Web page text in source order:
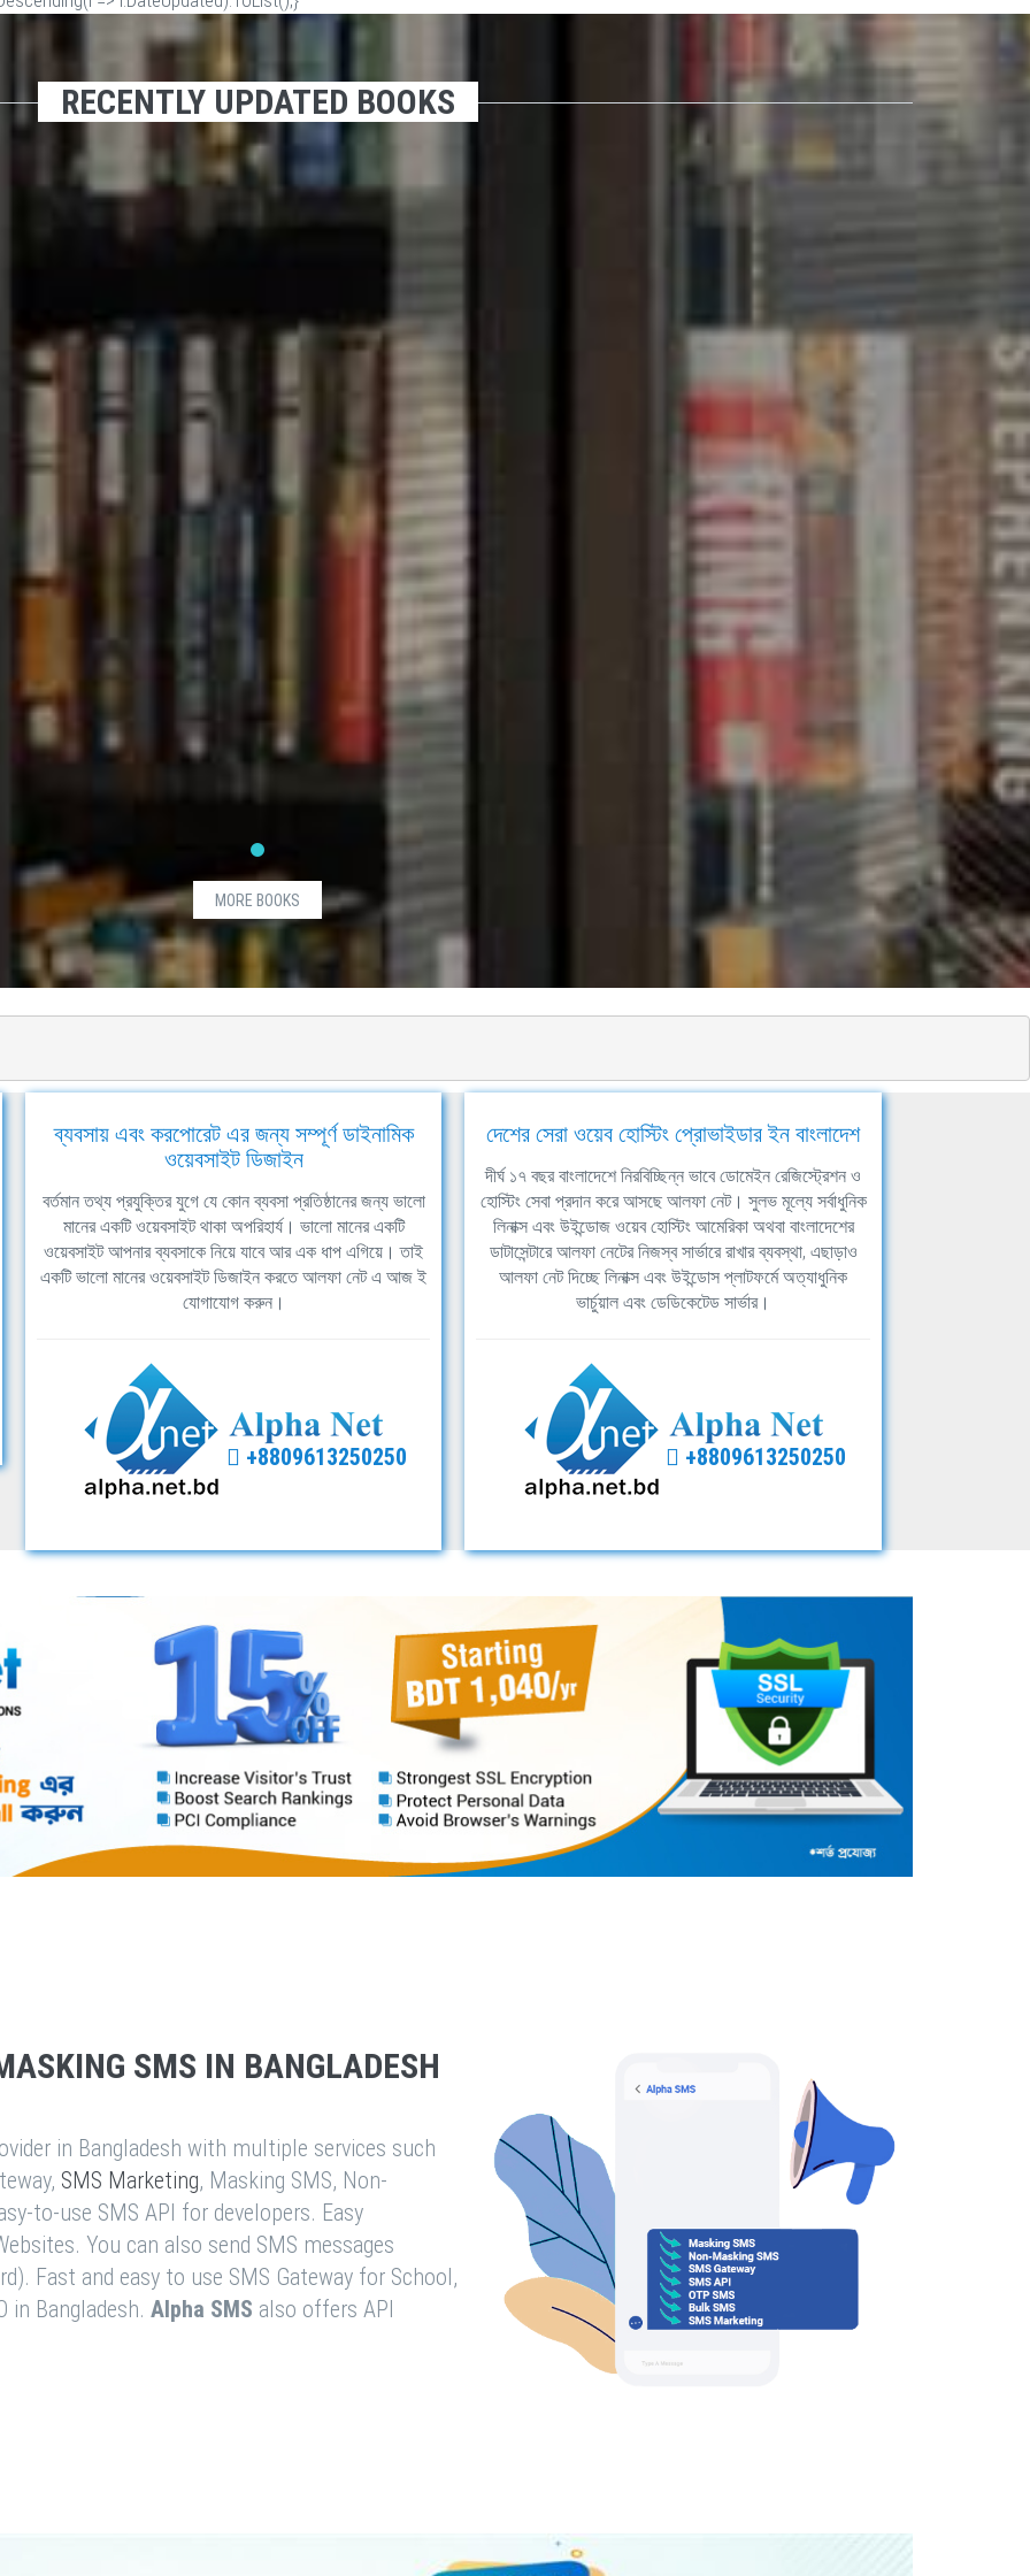
RECENTLY UPDATED BOOKS
MORE BOOKS
ব্যবসায় এবং করপোরেট এর জন্য সম্পূর্ণ ডাইনামিক
ওয়েবসাইট ডিজাইন
বর্তমান তথ্য প্রযুক্তির যুগে যে কোন ব্যবসা প্রতিষ্ঠানের জন্য ভালো
মানের একটি ওয়েবসাইট থাকা অপরিহার্য। ভালো মানের একটি
ওয়েবসাইট আপনার ব্যবসাকে নিয়ে যাবে আর এক ধাপ এগিয়ে। তাই
একটি ভালো মানের ওয়েবসাইট ডিজাইন করতে আলফা নেট এ আজ ই
যোগাযোগ করুন।
+8809613250250
দেশের সেরা ওয়েব হোস্টিং প্রোভাইডার ইন বাংলাদেশ
দীর্ঘ ১৭ বছর বাংলাদেশে নিরবিচ্ছিন্ন ভাবে ডোমেইন রেজিস্ট্রেশন ও
হোস্টিং সেবা প্রদান করে আসছে আলফা নেট। সুলভ মূল্যে সর্বাধুনিক
লিনাক্স এবং উইন্ডোজ ওয়েব হোস্টিং আমেরিকা অথবা বাংলাদেশের
ডাটাসেন্টারে আলফা নেটের নিজস্ব সার্ভারে রাখার ব্যবস্থা, এছাড়াও
আলফা নেট দিচ্ছে লিনাক্স এবং উইন্ডোস প্লাটফর্মে অত্যাধুনিক
ভার্চুয়াল এবং ডেডিকেটেড সার্ভার।
+8809613250250
SMS IN BANGLADESH
in Bangladesh with multiple services such
SMS Marketing, Masking SMS, Non-
to-use SMS API for developers. Easy
You can also send SMS messages
Fast and easy to use SMS Gateway for School,
in Bangladesh. Alpha SMS also offers API